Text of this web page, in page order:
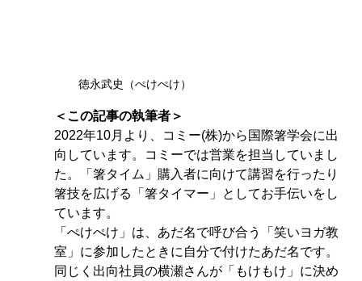
徳永武史（ぺけぺけ）
＜この記事の執筆者＞
2022年10月より、コミー(株)から国際箸学会に出
向しています。コミーでは営業を担当していまし
た。「箸タイム」購入者に向けて講習を行ったり
箸技を広げる「箸タイマー」としてお手伝いをし
ています。
「ぺけぺけ」は、あだ名で呼び合う「笑いヨガ教
室」に参加したときに自分で付けたあだ名です。
同じく出向社員の横瀬さんが「もけもけ」に決め